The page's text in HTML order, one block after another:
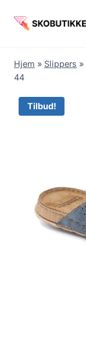
Hjem » Slippers »
44
Tilbud!